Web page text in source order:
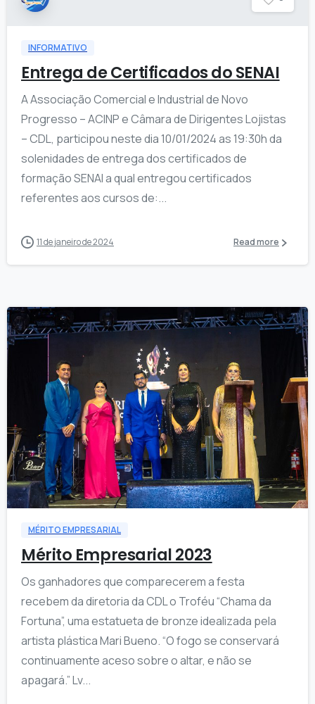
INFORMATIVO
Entrega de Certificados do SENAI
A Associação Comercial e Industrial de Novo
Progresso – ACINP e Câmara de Dirigentes Lojistas
– CDL, participou neste dia 10/01/2024 as 19:30h da
solenidades de entrega dos certificados de
formação SENAI a qual entregou certificados
referentes aos cursos de:...
11 de janeiro de 2024 Read more
8
MÉRITO EMPRESARIAL
Mérito Empresarial 2023
Os ganhadores que comparecerem a festa
recebem da diretoria da CDL o Troféu “Chama da
Fortuna”, uma estatueta de bronze idealizada pela
artista plástica Mari Bueno. “O fogo se conservará
continuamente aceso sobre o altar, e não se
apagará.” Lv...